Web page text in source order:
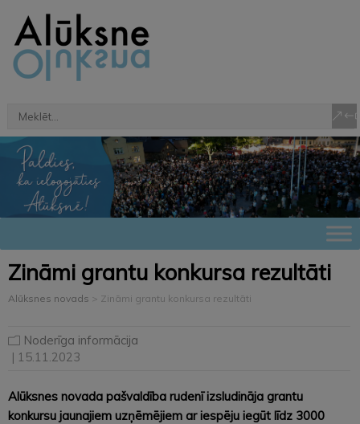
Zināmi grantu konkursa rezultāti
Alūksnes novads > Zināmi grantu konkursa rezultāti
Noderīga informācija
| 15.11.2023
Alūksnes novada pašvaldība rudenī izsludināja grantu
konkursu jaunajiem uzņēmējiem ar iespēju iegūt līdz 3000